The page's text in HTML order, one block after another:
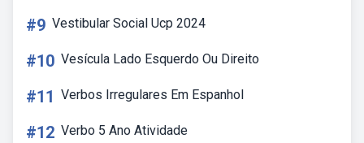
#9 Vestibular Social Ucp 2024
#10 Vesícula Lado Esquerdo Ou Direito
#11 Verbos Irregulares Em Espanhol
#12 Verbo 5 Ano Atividade